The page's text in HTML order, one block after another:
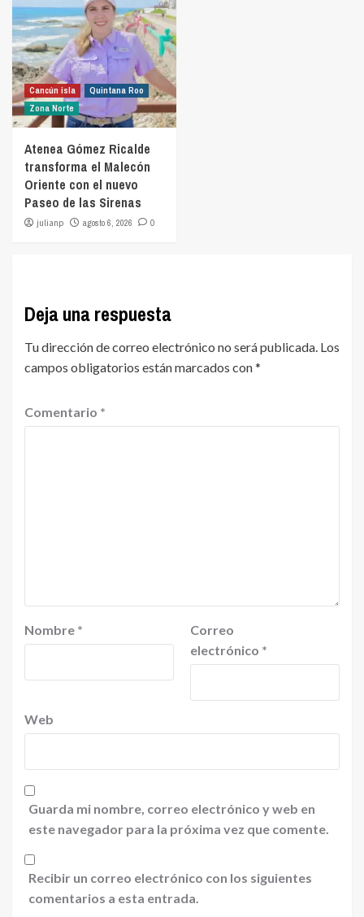
Cancún isla
Quintana Roo
Zona Norte
Atenea Gómez Ricalde
transforma el Malecón
Oriente con el nuevo
Paseo de las Sirenas
julianp agosto 6, 2026 0
Deja una respuesta
Tu dirección de correo electrónico no será publicada. Los
campos obligatorios están marcados con*
Comentario *
Nombre *
Correo
electrónico *
Web
Guarda mi nombre, correo electrónico y web en
este navegador para la próxima vez que comente.
Recibir un correo electrónico con los siguientes
comentarios a esta entrada.